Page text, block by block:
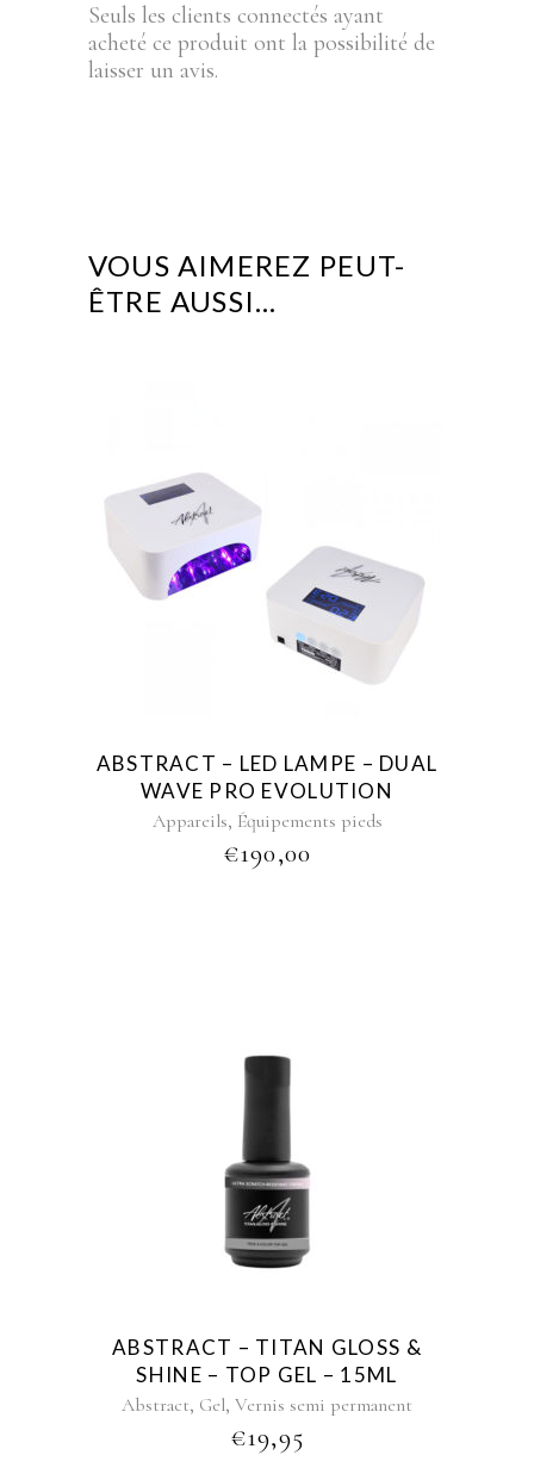
Seuls les clients connectés ayant
acheté ce produit ont la possibilité de
laisser un avis.
VOUS AIMEREZ PEUT-
ÊTRE AUSSI…
ABSTRACT – LED LAMPE – DUAL
WAVE PRO EVOLUTION
Appareils, Équipements pieds
€190,00
ABSTRACT – TITAN GLOSS &
SHINE – TOP GEL – 15ML
Abstract, Gel, Vernis semi permanent
€19,95